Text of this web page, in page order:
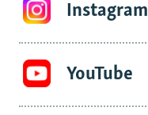
Instagram
YouTube